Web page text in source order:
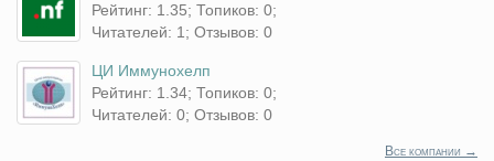
Рейтинг: 1.35; Топиков: 0;
Читателей: 1; Отзывов: 0
ЦИ Иммунохелп
Рейтинг: 1.34; Топиков: 0;
Читателей: 0; Отзывов: 0
Все компании →